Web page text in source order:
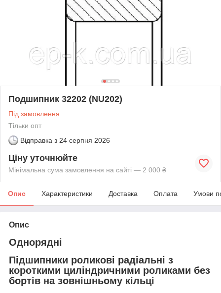
Подшипник 32202 (NU202)
Під замовлення
Тільки опт
Відправка з 24 серпня 2026
Ціну уточнюйте
Мінімальна сума замовлення на сайті — 2 000 ₴
Опис Характеристики Доставка Оплата Умови
Опис
Однорядні
Підшипники роликові радіальні з
короткими циліндричними роликами без
бортів на зовнішньому кільці